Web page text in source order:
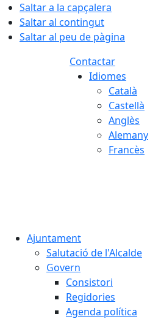
Saltar a la capçalera
Saltar al contingut
Saltar al peu de pàgina
Contactar
Idiomes
Català
Castellà
Anglès
Alemany
Francès
Ajuntament
Salutació de l'Alcalde
Govern
Consistori
Regidories
Agenda política